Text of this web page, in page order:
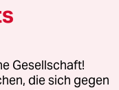
oder für Genehmigungen
Gesellschaft!
die sich gegen